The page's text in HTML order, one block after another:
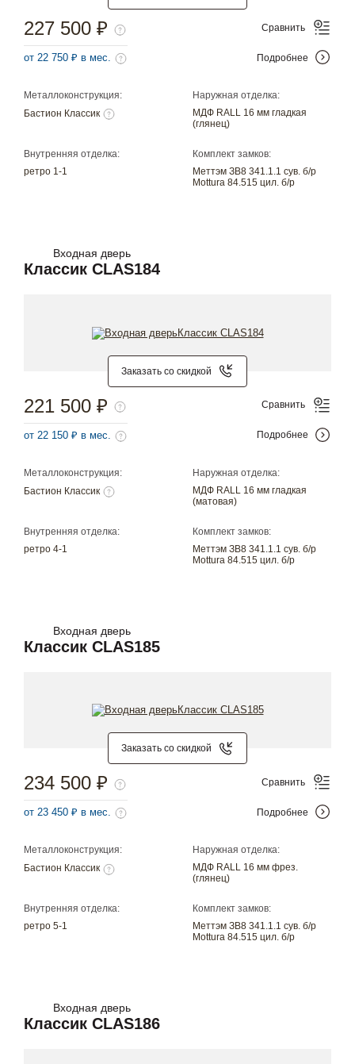
Металлоконструкция:
Бастион Классик
Наружная отделка:
МДФ RALL 16 мм гладкая
(глянец)
Внутренняя отделка:
ретро 1-1
Комплект замков:
Меттэм ЗВ8 341.1.1 сув. б/р
Mottura 84.515 цил. б/р
227 500 ₽
от 22 750 ₽ в мес.
Сравнить
Подробнее
Входная дверь
Классик CLAS184
Заказать со скидкой
Металлоконструкция:
Бастион Классик
Наружная отделка:
МДФ RALL 16 мм гладкая
(матовая)
Внутренняя отделка:
ретро 4-1
Комплект замков:
Меттэм ЗВ8 341.1.1 сув. б/р
Mottura 84.515 цил. б/р
221 500 ₽
от 22 150 ₽ в мес.
Сравнить
Подробнее
Входная дверь
Классик CLAS185
Заказать со скидкой
Металлоконструкция:
Бастион Классик
Наружная отделка:
МДФ RALL 16 мм фрез.
(глянец)
Внутренняя отделка:
ретро 5-1
Комплект замков:
Меттэм ЗВ8 341.1.1 сув. б/р
Mottura 84.515 цил. б/р
234 500 ₽
от 23 450 ₽ в мес.
Сравнить
Подробнее
Входная дверь
Классик CLAS186